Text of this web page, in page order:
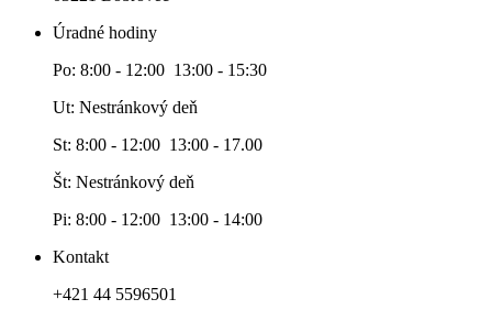
Úradné hodiny
Po: 8:00 - 12:00 13:00 - 15:30
Ut: Nestránkový deň
St: 8:00 - 12:00 13:00 - 17.00
Št: Nestránkový deň
Pi: 8:00 - 12:00 13:00 - 14:00
Kontakt
+421 44 5596501